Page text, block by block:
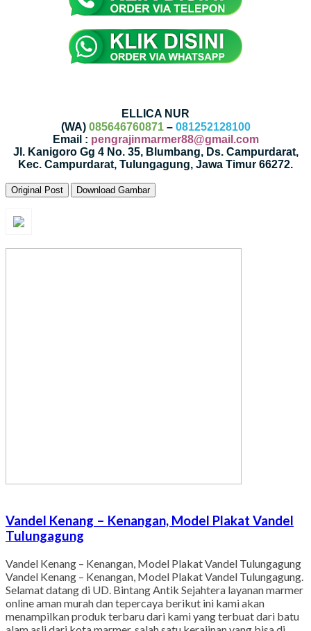
ELLICA NUR
(WA) 085646760871– 081252128100
Email : pengrajinmarmer88@gmail.com
Jl. Kanigoro Gg 4 No. 35, Blumbang, Ds. Campurdarat,
Kec. Campurdarat, Tulungagung, Jawa Timur 66272.
Original Post Download Gambar
Vandel Kenang – Kenangan, Model Plakat Vandel
Tulungagung
Vandel Kenang – Kenangan, Model Plakat Vandel Tulungagung
Vandel Kenang – Kenangan, Model Plakat Vandel Tulungagung.
Selamat datang di UD. Bintang Antik Sejahtera layanan marmer
online aman murah dan tepercaya berikut ini kami akan
menampilkan produk terbaru dari kami yang terbuat dari batu